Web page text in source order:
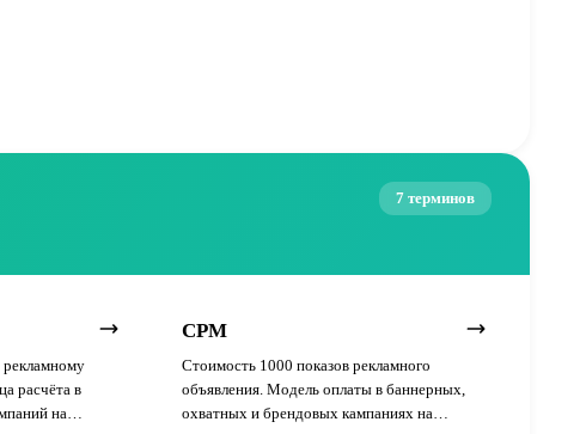
7 терминов
рекламному
расчёта в
на
CPM
Стоимость 1000 показов рекламного
объявления. Модель оплаты в баннерных,
охватных и брендовых кампаниях на